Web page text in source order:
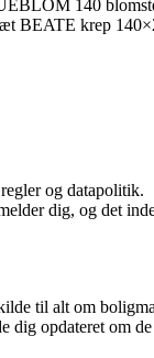
140
BEATE krep
og datapolitik.
dig, og det
til alt om
opdateret om